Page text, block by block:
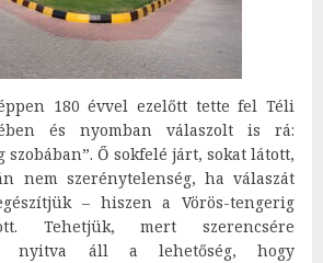
180 évvel ezelőtt tette fel Téli
és nyomban válaszolt is rá:
szobában”. Ő sokfelé járt, sokat látott,
nem szerénytelenség, ha válaszát
– hiszen a Vörös-tengerig
Tehetjük, mert szerencsére
nyitva áll a lehetőség, hogy